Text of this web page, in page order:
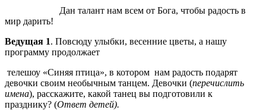
Дан талант нам всем от Бога, чтобы радость в
мир дарить!
Ведущая 1. Повсюду улыбки, весенние цветы, а нашу
программу продолжает
телешоу «Синяя птица», в котором нам радость подарят
девочки своим необычным танцем. Девочки (перечислить
имена), расскажите, какой танец вы подготовили к
празднику? (Ответ детей).